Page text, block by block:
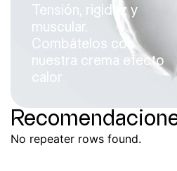
Tensión, rigidez y
muscular.
Combátelos con
nuestra crema efecto
calor
No repeater rows found.